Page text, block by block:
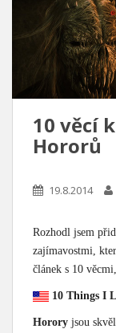
10 věcí
Hororů
19.8.2014
Rozhodl jsem
zajímavostmi,
článek s 10
10 Things I
Horory jsou